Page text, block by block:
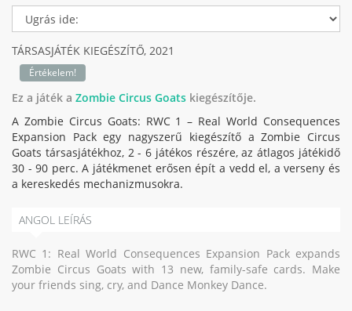
TÁRSASJÁTÉK KIEGÉSZÍTŐ, 2021
Értékelem!
Ez a játék a Zombie Circus Goats kiegészítője.
A Zombie Circus Goats: RWC 1 – Real World Consequences
Expansion Pack egy nagyszerű kiegészítő a Zombie Circus
Goats társasjátékhoz, 2 - 6 játékos részére, az átlagos játékidő
30 - 90 perc. A játékmenet erősen épít a vedd el, a verseny és
a kereskedés mechanizmusokra.
ANGOL LEÍRÁS
RWC 1: Real World Consequences Expansion Pack expands
Zombie Circus Goats with 13 new, family-safe cards. Make
your friends sing, cry, and Dance Monkey Dance.